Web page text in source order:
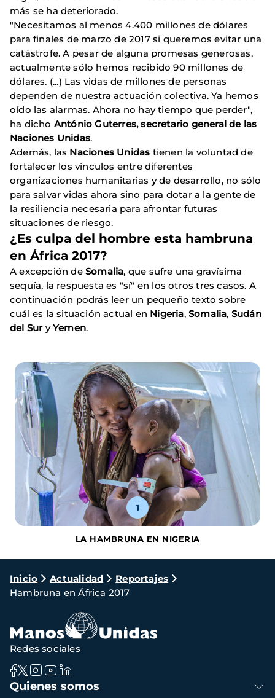
más se ha deteriorado.
"Necesitamos al menos 4.400 millones de dólares
para finales de marzo de 2017 si queremos evitar una
catástrofe. A pesar de alguna promesas generosas,
actualmente sólo hemos recibido 90 millones de
dólares. (...) Las vidas de millones de personas
dependen de nuestra actuación colectiva. Ya hemos
oído las alarmas. Ahora no hay tiempo que perder",
ha dicho António Guterres, secretario general de las
Naciones Unidas.
Además, las Naciones Unidas tienen la voluntad de
fortalecer los vínculos entre diferentes
organizaciones humanitarias y de desarrollo, no sólo
para salvar vidas ahora sino para dotar a la gente de
la resiliencia necesaria para afrontar futuras
situaciones de riesgo.
¿Es culpa del hombre esta hambruna
en África 2017?
A excepción de Somalia, que sufre una gravísima
sequía, la respuesta es "sí" en los otros tres casos. A
continuación podrás leer un pequeño texto sobre
cuál es la situación actual en Nigeria,Somalia, Sudán
del Sur yYemen.
1
LA HAMBRUNA EN NIGERIA
Ruta
de
navegación
Inicio Actualidad
Reportajes
Hambruna en África 2017
Navegación
principal
Quienes somos
Redes sociales